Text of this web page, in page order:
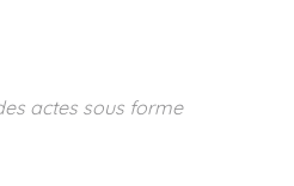
actes sous forme